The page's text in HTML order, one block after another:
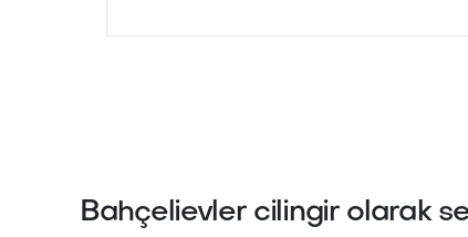
Bahçelievler cilingir olarak